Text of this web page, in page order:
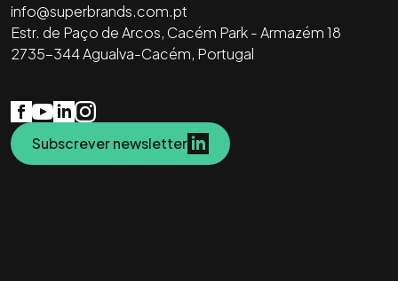
info@superbrands.com.pt
Estr. de Paço de Arcos, Cacém Park - Armazém 18
2735-344 Agualva-Cacém, Portugal
Subscrever newsletter